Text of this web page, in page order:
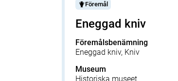
Föremål
Eneggad kniv
Föremålsbenämning
Eneggad kniv, Kniv
Museum
Historiska museet